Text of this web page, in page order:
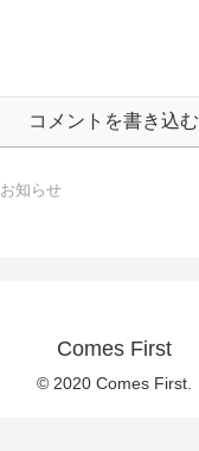
コメントを書き込む
お知らせ
Comes First
© 2020 Comes First.